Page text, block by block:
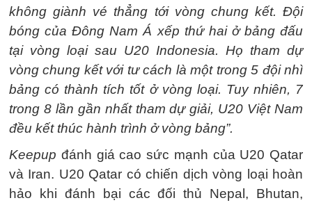
không giành vé thẳng tới vòng chung kết. Đội
bóng của Đông Nam Á xếp thứ hai ở bảng đấu
tại vòng loại sau U20 Indonesia. Họ tham dự
vòng chung kết với tư cách là một trong 5 đội nhì
bảng có thành tích tốt ở vòng loại. Tuy nhiên, 7
trong 8 lần gần nhất tham dự giải, U20 Việt Nam
đều kết thúc hành trình ở vòng bảng”.
Keepup đánh giá cao sức mạnh của U20 Qatar
và Iran. U20 Qatar có chiến dịch vòng loại hoàn
hảo khi đánh bại các đối thủ Nepal, Bhutan,